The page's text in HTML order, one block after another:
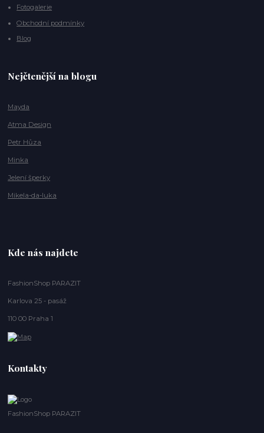
Fotogalerie
Obchodní podmínky
Blog
Nejčtenější na blogu
Mayda
Atma Design
Petr Hůza
Minka
Jelení šperky
Mikela-da-luka
Kde nás najdete
FashionShop PARAZIT
Karlova 25 - pasáž
110 00 Praha 1
Kontakty
FashionShop PARAZIT